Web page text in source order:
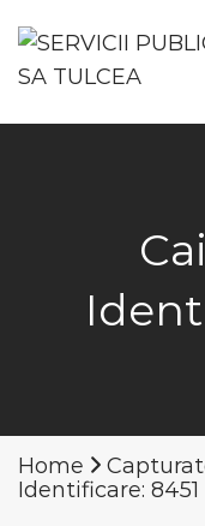
Home
Identificare: 8451